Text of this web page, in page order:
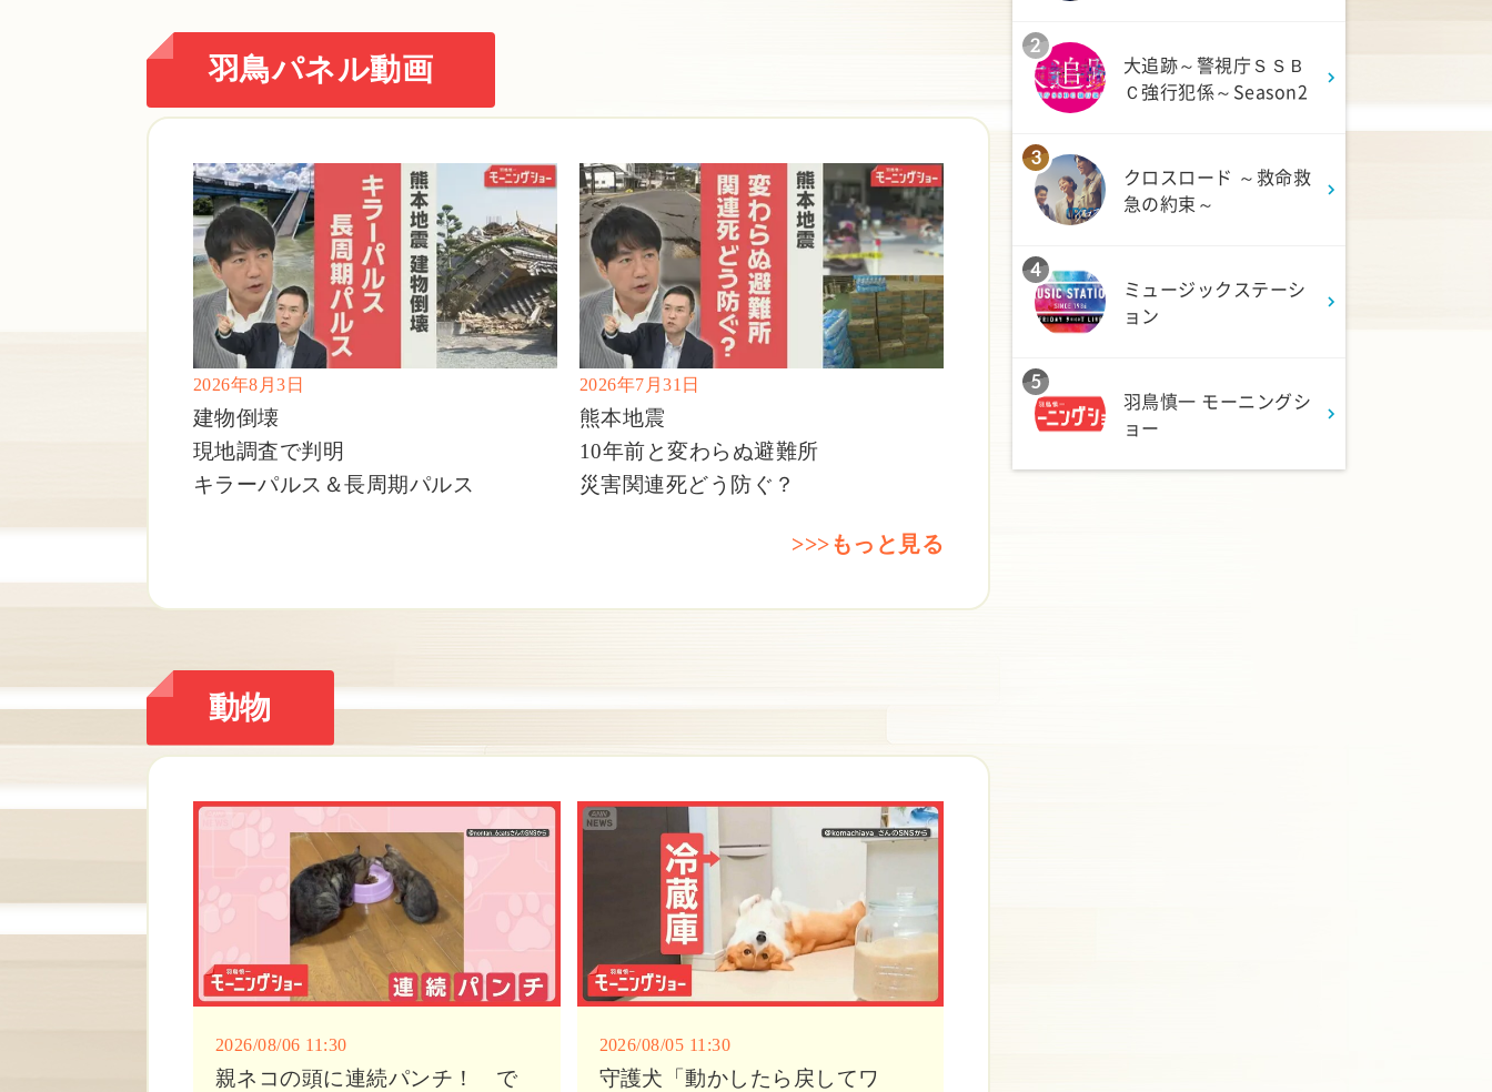
羽鳥パネル動画
2026年8月3日
建物倒壊
現地調査で判明
キラーパルス＆長周期パルス
2026年7月31日
熊本地震
10年前と変わらぬ避難所
災害関連死どう防ぐ？
>>>もっと見る
動物
2026/08/06 11:30
親ネコの頭に連続パンチ！ で
2026/08/05 11:30
守護犬「動かしたら戻してワ
午後
相棒16 #11
スーパーJチャンネル 井澤健
太朗と森山みなみが<ニュース
のハテナ>を深掘り
よる 6:50
ザワつく!路線バスで寄り道の
よる 8:00
マツコ&有吉 かりそめ天
2
大追跡～警視庁ＳＳＢ
Ｃ強行犯係～Season2
3
クロスロード ～救命救
急の約束～
4
ミュージックステーシ
ョン
5
羽鳥慎一 モーニングシ
ョー